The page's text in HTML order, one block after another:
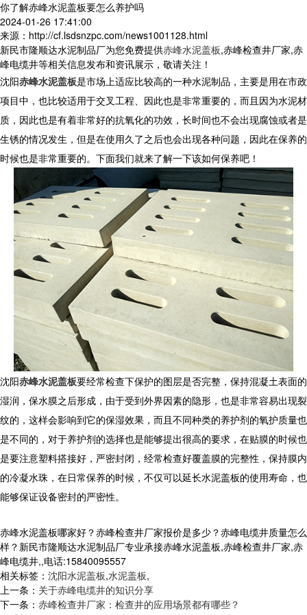
你了解赤峰水泥盖板要怎么养护吗
2024-01-26 17:41:00
来源：http://cf.lsdsnzpc.com/news1001128.html
新民市隆顺达水泥制品厂为您免费提供赤峰水泥盖板,赤峰检查井厂家,赤
峰电缆井等相关信息发布和资讯展示，敬请关注！
沈阳赤峰水泥盖板是市场上适应比较高的一种水泥制品，主要是用在市政
项目中，也比较适用于交叉工程、因此也是非常重要的，而且因为水泥材
质，因此也是有着非常好的抗氧化的功效，长时间也不会出现腐蚀或者是
生锈的情况发生，但是在使用久了之后也会出现各种问题，因此在保养的
时候也是非常重要的。下面我们就来了解一下该如何保养吧！
沈阳赤峰水泥盖板要经常检查下保护的图层是否完整，保持混凝土表面的
湿润，保水膜之后形成，由于受到外界因素的隐形，也是非常容易出现裂
纹的，这样会影响到它的保湿效果，而且不同种类的养护剂的氧护质量也
是不同的，对于养护剂的选择也是能够提出很高的要求，在贴膜的时候也
是要注意塑料搭接好，严密封闭，经常检查好覆盖膜的完整性，保持膜内
的冷凝水珠，在日常保养的时候，不仅可以延长水泥盖板的使用寿命，也
能够保证设备密封的严密性。
赤峰水泥盖板哪家好？赤峰检查井厂家报价是多少？赤峰电缆井质量怎么
样？新民市隆顺达水泥制品厂专业承接赤峰水泥盖板,赤峰检查井厂家,赤
峰电缆井,,电话:15840095557
相关标签： 沈阳水泥盖板,水泥盖板,
上一条： 关于赤峰电缆井的知识分享
下一条： 赤峰检查井厂家：检查井的应用场景都有哪些？